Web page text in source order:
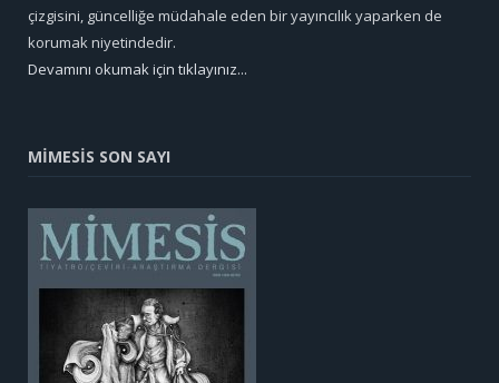
çizgisini, güncelliğe müdahale eden bir yayıncılık yaparken de
korumak niyetindedir.
Devamını okumak için tıklayınız...
MİMESİS SON SAYI